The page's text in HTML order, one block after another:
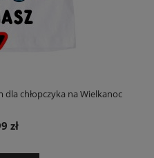
chłopczyka na Wielkanoc
zł